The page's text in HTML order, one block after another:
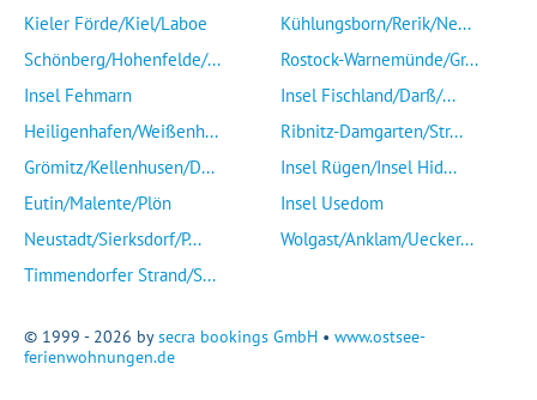
Kieler Förde/Kiel/Laboe
Schönberg/Hohenfelde/...
Insel Fehmarn
Heiligenhafen/Weißenh...
Grömitz/Kellenhusen/D...
Eutin/Malente/Plön
Neustadt/Sierksdorf/P...
Timmendorfer Strand/S...
Kühlungsborn/Rerik/Ne...
Rostock-Warnemünde/Gr...
Insel Fischland/Darß/...
Ribnitz-Damgarten/Str...
Insel Rügen/Insel Hid...
Insel Usedom
Wolgast/Anklam/Uecker...
© 1999 - 2026 bysecra bookings GmbH • www.ostsee-
ferienwohnungen.de